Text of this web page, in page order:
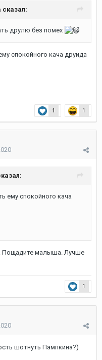
сказал:
друлю без помех
спокойного кача друида
1 1
ему спокойного кача
Пощадите малыша. Лучше
1
шотнуть Пампкина?)